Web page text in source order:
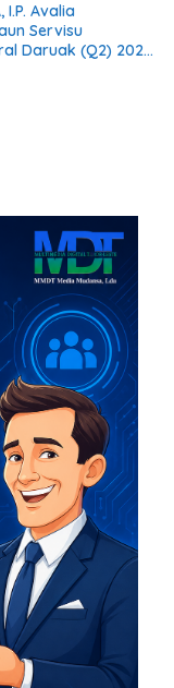
I.P. Avalia
Servisu
Daruak (Q2) 2026